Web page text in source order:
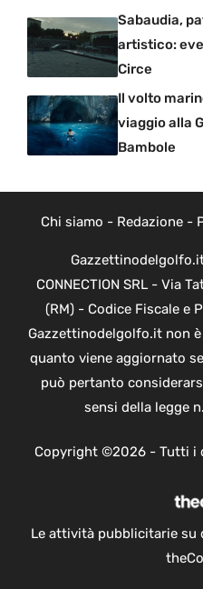
Sabaudia,
artistico:
Circe
Il volto
viaggio alla
Bambole
Chi siamo - Redazione-
CONNECTION SRL - Via
(RM) - Codice Fiscale e
Gazzettinodelgolfo.it non
quanto viene aggiornato
può pertanto
sensi della legge
Copyright ©2026 - Tutti
Le attività pubblicitarie su